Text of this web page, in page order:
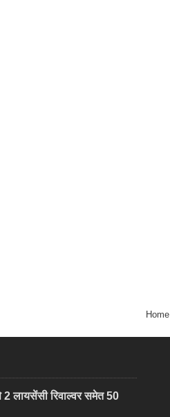
Home
2 लायसेंसी रिवाल्वर समेत 50